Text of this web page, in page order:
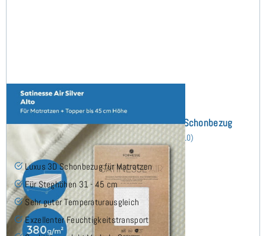
Satinesse Air Silver Alto (bis 45cm) Schonbezug
190x200 cm
(10)
Luxus 3D Schonbezug für Matratzen
Für Steghöhen 31 - 45 cm
Sehr guter Temperaturausgleich
Exzellenter Feuchtigkeitstransport